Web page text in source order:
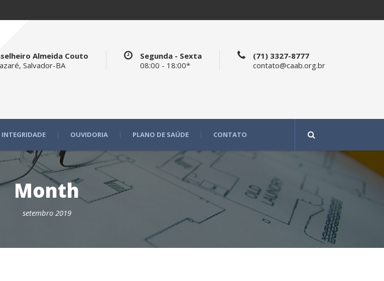
Almeida Couto
Salvador-BA
Segunda - Sexta
08:00 - 18:00*
(71) 3327-8777
contato@caab.org.br
INTEGRIDADE OUVIDORIA PLANO DE SAÚDE CONTATO
Month
setembro 2019